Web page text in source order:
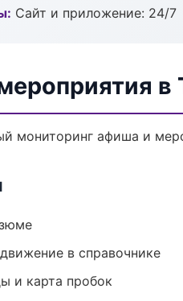
Сайт и приложение: 24/7
в
мониторинг афиша и
в справочнике
и карта пробок